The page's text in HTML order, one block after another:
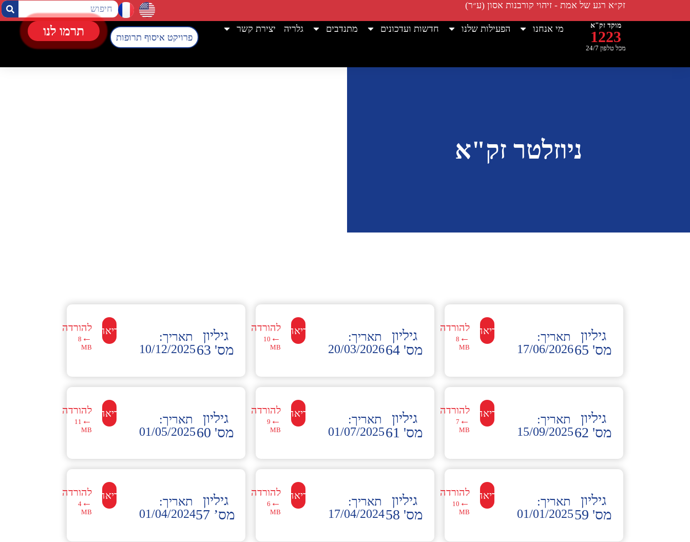
זק״א רגע של אמת - זיהוי קורבנות אסון (ע״ר)
מוקד זק"א
1223
מכל טלפון 24/7
מי אנחנו הפעילות שלנו חדשות ועדכונים מתנדבים גלריה
יצירת קשר
פרויקט איסוף תרופות
תרמו לנו
ניוזלטר זק"א
גיליון
מס' 65
תאריך:
17/06/2026
לקריאה←להורדה
←
8
MB
גיליון
מס' 64
תאריך:
20/03/2026
לקריאה←להורדה
←
10
MB
גיליון
מס' 63
תאריך:
10/12/2025
לקריאה←להורדה
←
8
MB
גיליון
מס' 62
תאריך:
15/09/2025
לקריאה←להורדה
←
7
MB
גיליון
מס' 61
תאריך:
01/07/2025
לקריאה←להורדה
←
9
MB
גיליון
מס' 60
תאריך:
01/05/2025
לקריאה←להורדה
←
11
MB
גיליון
מס' 59
תאריך:
01/01/2025
לקריאה←להורדה
←
10
MB
גיליון
מס' 58
תאריך:
17/04/2024
לקריאה←להורדה
←
6
MB
גיליון
מס’ 57
תאריך:
01/04/2024
לקריאה←להורדה
←
4
MB